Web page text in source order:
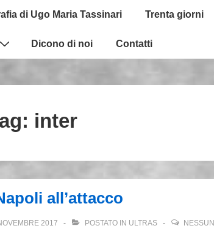
di Ugo Maria Tassinari Trenta giorni
Dicono di noi Contatti
inter
all’attacco
2017 POSTATO IN ULTRAS
NESSUN